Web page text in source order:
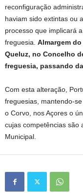
reconfiguração
haviam sido extintas ou
processo que implicará
freguesia. Almargem
Queluz, no Concelho
freguesia, passando
Com esta alteração,
freguesias, mantendo-
o Corvo, nos Açores o
cujas competências são
Municipal.